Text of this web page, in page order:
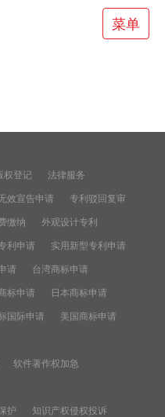
菜单
权登记 法律服务
效宣告申请 专利驳回复审
缴纳 外观设计专利
利申请 实用新型专利申请
请 台湾商标申请
标申请 日本商标申请
国际申请 美国商标申请
软件著作权加急
护 知识产权侵权投诉